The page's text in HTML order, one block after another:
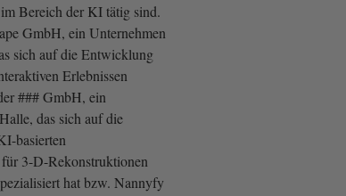
Bereich der KI tätig sind.
GmbH, ein Unternehmen
sich auf die Entwicklung
Erlebnissen
### GmbH, ein
das sich auf die
basierten
3-D-Rekonstruktionen
hat bzw. Nannyfy